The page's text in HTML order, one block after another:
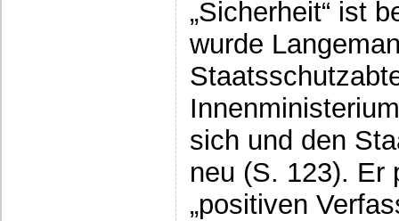
„Sicherheit“ ist
wurde
sich und den
neu (S. 123). Er
„positiven